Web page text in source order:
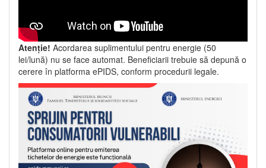
Atenție! Acordarea suplimentului pentru energie (50
lei/lună) nu se face automat. Beneficiarii trebuie să depună o
cerere în platforma ePIDS, conform procedurii legale.